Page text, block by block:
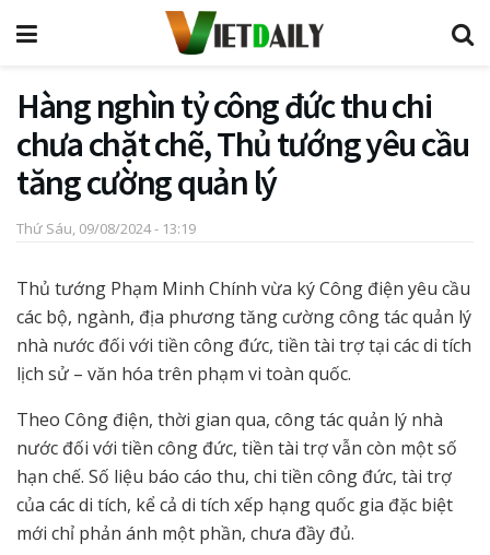
Hàng nghìn tỷ công đức thu chi
chưa chặt chẽ, Thủ tướng yêu cầu
tăng cường quản lý
Thứ Sáu, 09/08/2024 - 13:19
Thủ tướng Phạm Minh Chính vừa ký Công điện yêu cầu
các bộ, ngành, địa phương tăng cường công tác quản lý
nhà nước đối với tiền công đức, tiền tài trợ tại các di tích
lịch sử – văn hóa trên phạm vi toàn quốc.
Theo Công điện, thời gian qua, công tác quản lý nhà
nước đối với tiền công đức, tiền tài trợ vẫn còn một số
hạn chế. Số liệu báo cáo thu, chi tiền công đức, tài trợ
của các di tích, kể cả di tích xếp hạng quốc gia đặc biệt
mới chỉ phản ánh một phần, chưa đầy đủ.